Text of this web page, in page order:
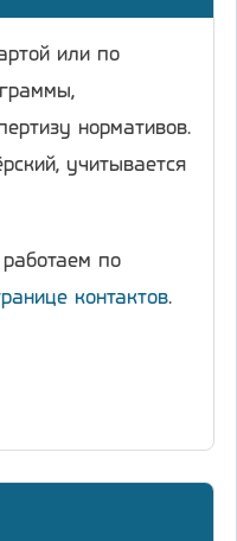
или по
нормативов.
учитывается
по
контактов.